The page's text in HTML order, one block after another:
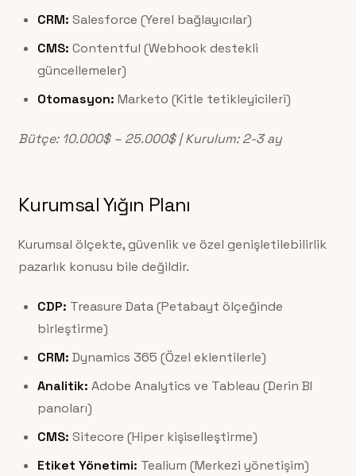
CRM: Salesforce (Yerel bağlayıcılar)
CMS: Contentful (Webhook destekli
güncellemeler)
Otomasyon: Marketo (Kitle tetikleyicileri)
Bütçe: 10.000$ – 25.000$ | Kurulum: 2-3 ay
Kurumsal Yığın Planı
Kurumsal ölçekte, güvenlik ve özel genişletilebilirlik
pazarlık konusu bile değildir.
CDP: Treasure Data (Petabayt ölçeğinde
birleştirme)
CRM: Dynamics 365 (Özel eklentilerle)
Analitik: Adobe Analytics ve Tableau (Derin BI
panoları)
CMS: Sitecore (Hiper kişiselleştirme)
Etiket Yönetimi: Tealium (Merkezi yönetişim)